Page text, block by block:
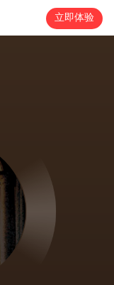
立即体验